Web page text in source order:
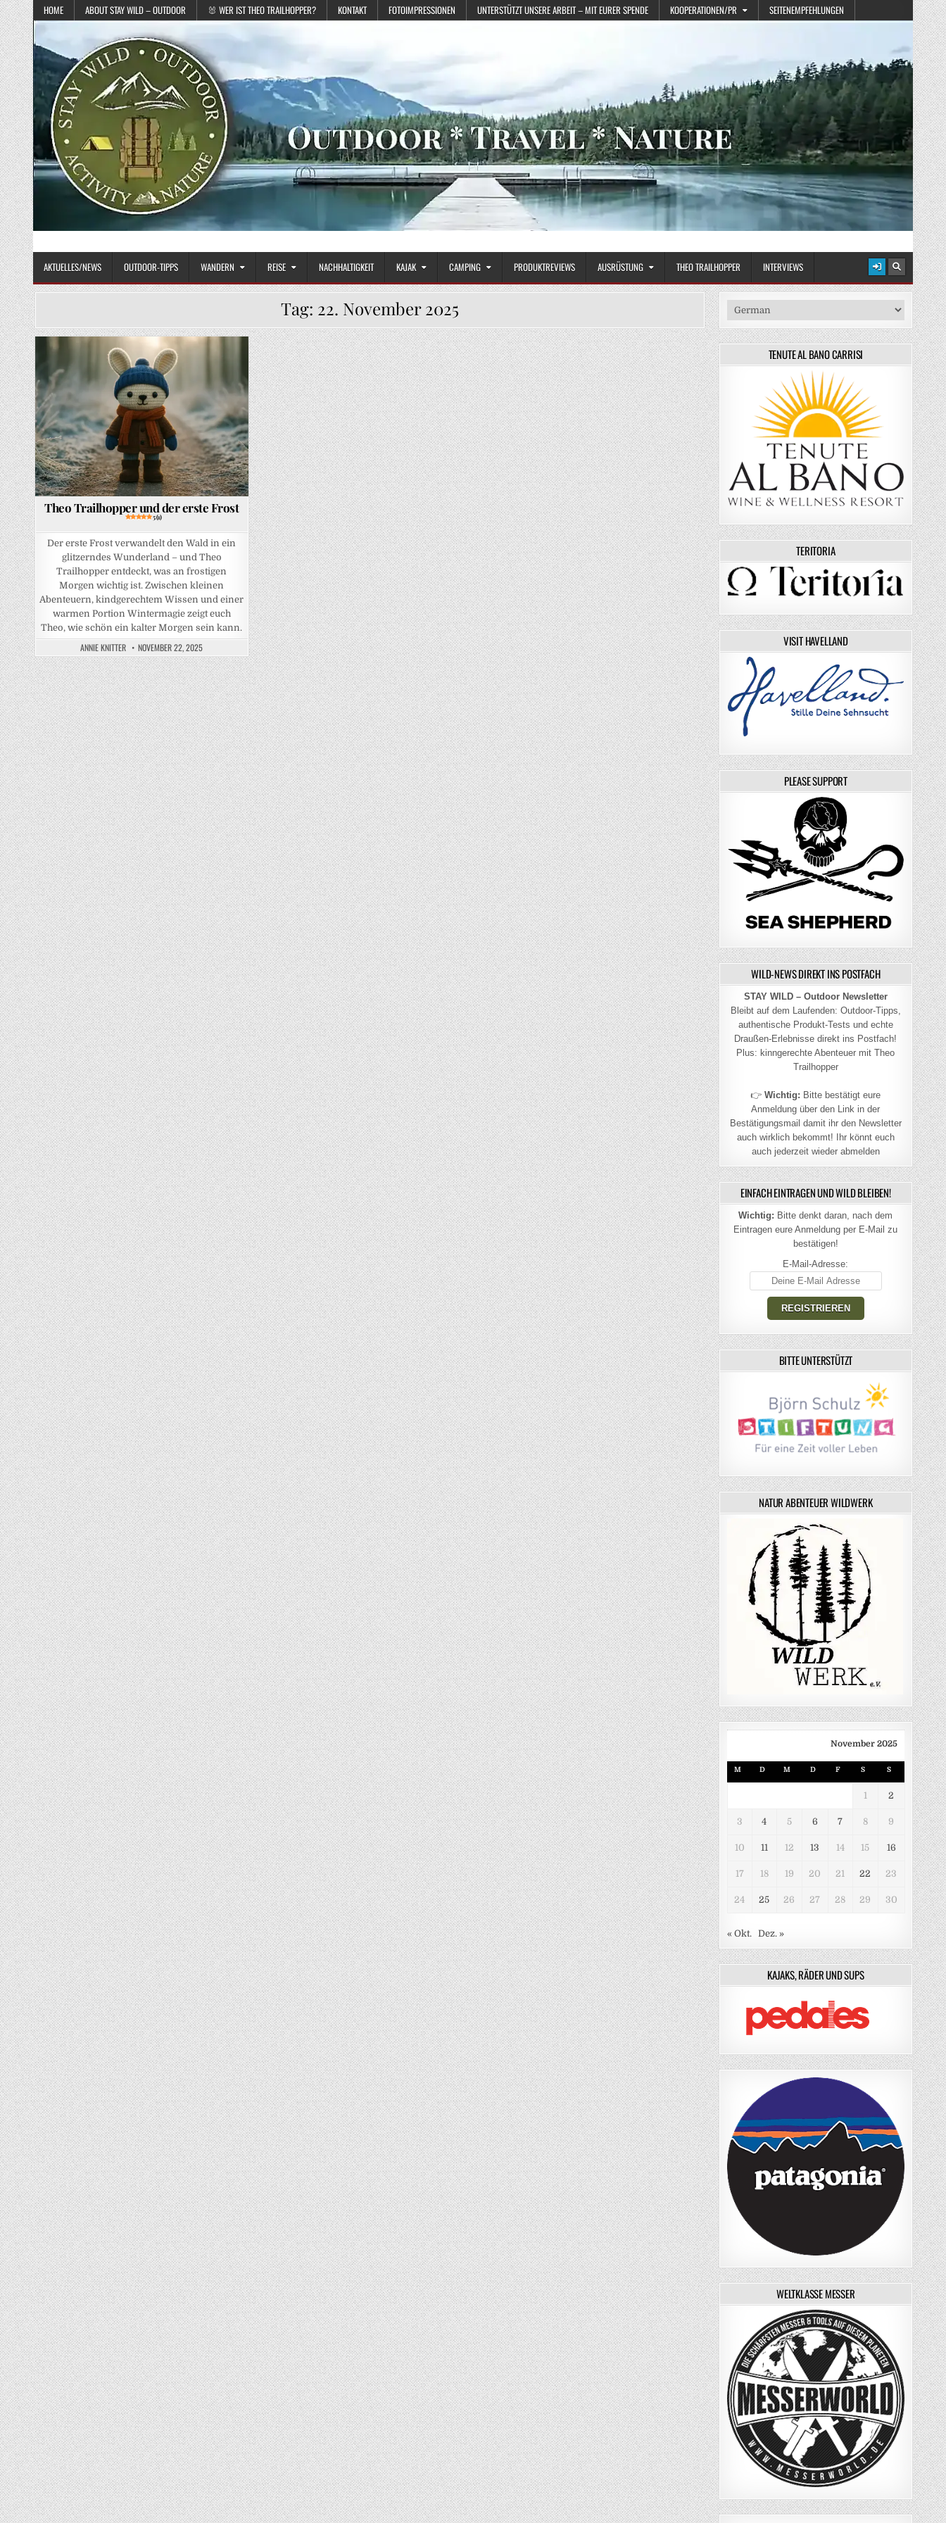
Skip to content
HOME ABOUT STAY WILD – OUTDOOR 🐰 WER IST THEO TRAILHOPPER? KONTAKT FOTOIMPRESSIONEN UNTERSTÜTZT UNSERE ARBEIT – MIT EURER SPENDE KOOPERATIONEN/PR SEITENEMPFEHLUNGEN
STAY WILD – OUTDOOR
AKTUELLES/NEWS OUTDOOR-TIPPS WANDERN REISE NACHHALTIGKEIT KAJAK CAMPING PRODUKTREVIEWS AUSRÜSTUNG THEO TRAILHOPPER INTERVIEWS
Tag: 22. November 2025
Posted in
Theo Trailhopper und der erste Frost
5 (1)
Der erste Frost verwandelt den Wald in ein
glitzerndes Wunderland – und Theo
Trailhopper entdeckt, was an frostigen
Morgen wichtig ist. Zwischen kleinen
Abenteuern, kindgerechtem Wissen und einer
warmen Portion Wintermagie zeigt euch
Theo, wie schön ein kalter Morgen sein kann.
ANNIE KNITTER NOVEMBER 22, 2025
TENUTE AL BANO CARRISI
TERITORIA
VISIT HAVELLAND
PLEASE SUPPORT
WILD-NEWS DIREKT INS POSTFACH
STAY WILD – Outdoor Newsletter
Bleibt auf dem Laufenden: Outdoor-Tipps,
authentische Produkt-Tests und echte
Draußen-Erlebnisse direkt ins Postfach!
Plus: kinngerechte Abenteuer mit Theo
Trailhopper
👉Wichtig: Bitte bestätigt eure
Anmeldung über den Link in der
Bestätigungsmail damit ihr den Newsletter
auch wirklich bekommt! Ihr könnt euch
auch jederzeit wieder abmelden
EINFACH EINTRAGEN UND WILD BLEIBEN!
Wichtig: Bitte denkt daran, nach dem
Eintragen eure Anmeldung per E-Mail zu
bestätigen!
E-Mail-Adresse:
BITTE UNTERSTÜTZT
NATUR ABENTEUER WILDWERK
November 2025
M D M D F S S
1 2
3 4 5 6 7 8 9
10 11 12 13 14 15 16
17 18 19 20 21 22 23
24 25 26 27 28 29 30
« Okt. Dez. »
KAJAKS, RÄDER UND SUPS
WELTKLASSE MESSER